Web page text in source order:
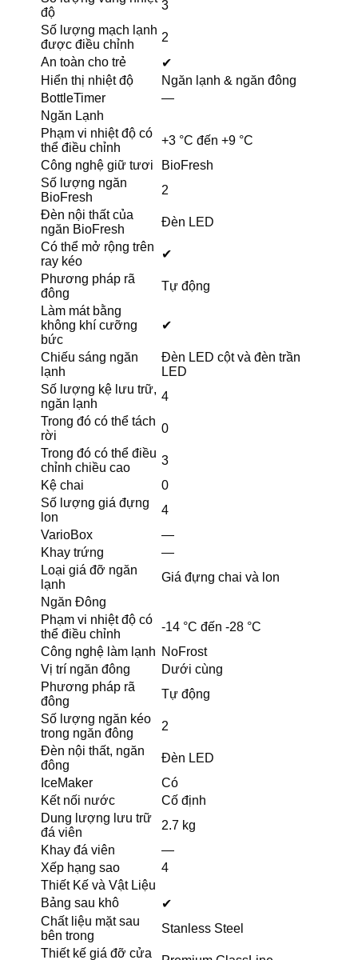
độ
3
Số lượng mạch lạnh
được điều chỉnh
2
An toàn cho trẻ
✔
Hiển thị nhiệt độ
Ngăn lạnh & ngăn đông
BottleTimer
—
Ngăn Lạnh
Phạm vi nhiệt độ có
thể điều chỉnh
+3 °C đến +9 °C
Công nghệ giữ tươi
BioFresh
Số lượng ngăn
BioFresh
2
Đèn nội thất của
ngăn BioFresh
Đèn LED
Có thể mở rộng trên
ray kéo
✔
Phương pháp rã
đông
Tự động
Làm mát bằng
không khí cưỡng
bức
✔
Chiếu sáng ngăn
lạnh
Đèn LED cột và đèn trần
LED
Số lượng kệ lưu trữ,
ngăn lạnh
4
Trong đó có thể tách
rời
0
Trong đó có thể điều
chỉnh chiều cao
3
Kệ chai
0
Số lượng giá đựng
lon
4
VarioBox
—
Khay trứng
—
Loại giá đỡ ngăn
lạnh
Giá đựng chai và lon
Ngăn Đông
Phạm vi nhiệt độ có
thể điều chỉnh
-14 °C đến -28 °C
Công nghệ làm lạnh NoFrost
Vị trí ngăn đông
Dưới cùng
Phương pháp rã
đông
Tự động
Số lượng ngăn kéo
trong ngăn đông
2
Đèn nội thất, ngăn
đông
Đèn LED
IceMaker
Có
Kết nối nước
Cố định
Dung lượng lưu trữ
đá viên
2.7 kg
Khay đá viên
—
Xếp hạng sao
4
Thiết Kế và Vật Liệu
Bảng sau khô
✔
Chất liệu mặt sau
bên trong
Stanless Steel
Thiết kế giá đỡ cửa